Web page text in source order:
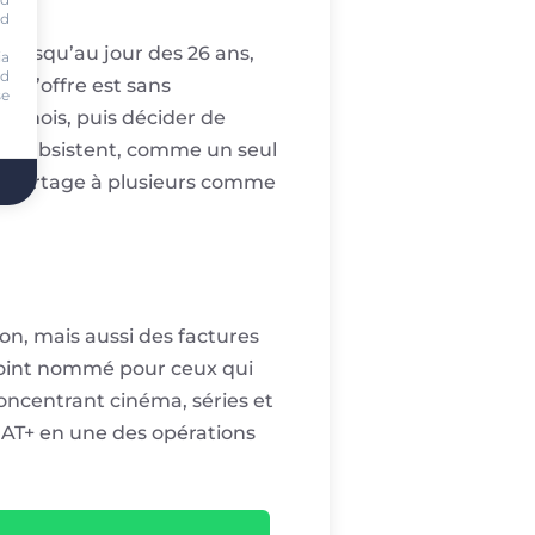
jusqu’au jour des 26 ans,
L’offre est sans
mois, puis décider de
subsistent, comme un seul
à plusieurs comme
mais aussi des factures
nommé pour ceux qui
cinéma, séries et
en une des opérations